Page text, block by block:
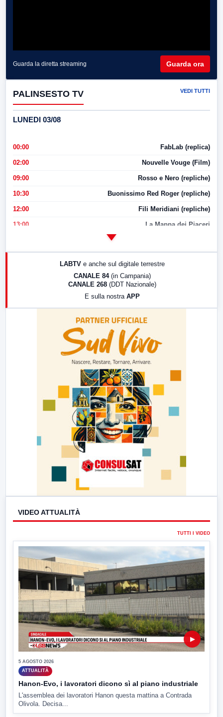
Guarda la diretta streaming Guarda ora
PALINSESTO TV VEDI TUTTI
LUNEDI 03/08
00:00 FabLab (replica)
02:00 Nouvelle Vouge (Film)
09:00 Rosso e Nero (repliche)
10:30 Buonissimo Red Roger (repliche)
12:00 Fili Meridiani (repliche)
13:00 La Mappa dei Piaceri
LABTV e anche sul digitale terrestre
CANALE 84 (in Campania)
CANALE 268 (DDT Nazionale)
E sulla nostra APP
VIDEO ATTUALITÀ
TUTTI I VIDEO
▶
5 AGOSTO 2026
ATTUALITÀ
Hanon-Evo, i lavoratori dicono sì al piano industriale
L'assemblea dei lavoratori Hanon questa mattina a Contrada
Olivola. Decisa...